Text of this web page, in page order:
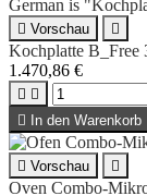
 Vorschau 
Kochplatte B_Free
1.470,86 €
 

In den Warenkorb
 Vorschau 
Oven Combo-